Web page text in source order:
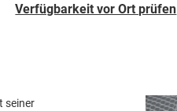
Verfügbarkeit vor Ort prüfen
seiner